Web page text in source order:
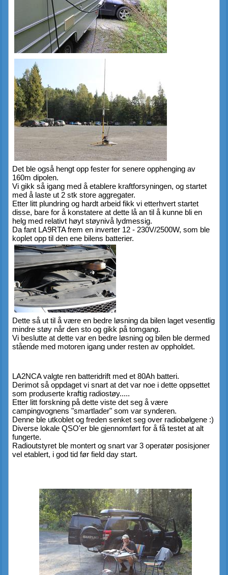
Det ble også hengt opp fester for senere opphenging av
160m dipolen.
Vi gikk så igang med å etablere kraftforsyningen, og startet
med å laste ut 2 stk store aggregater.
Etter litt plundring og hardt arbeid fikk vi etterhvert startet
disse, bare for å konstatere at dette lå an til å kunne bli en
helg med relativt høyt støynivå lydmessig.
Da fant LA9RTA frem en inverter 12 - 230V/2500W, som ble
koplet opp til den ene bilens batterier.
Dette så ut til å være en bedre løsning da bilen laget vesentlig
mindre støy når den sto og gikk på tomgang.
Vi beslutte at dette var en bedre løsning og bilen ble dermed
stående med motoren igang under resten av oppholdet.
LA2NCA valgte ren batteridrift med et 80Ah batteri.
Derimot så oppdaget vi snart at det var noe i dette oppsettet
som produserte kraftig radiostøy.....
Etter litt forskning på dette viste det seg å være
campingvognens "smartlader" som var synderen.
Denne ble utkoblet og freden senket seg over radiobølgene :)
Diverse lokale QSO'er ble gjennomført for å få testet at alt
fungerte.
Radioutstyret ble montert og snart var 3 operatør posisjoner
vel etablert, i god tid før field day start.